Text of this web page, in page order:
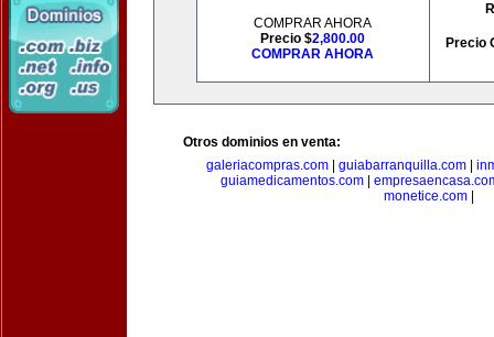
COMPRAR AHORA
Precio $2,800.00
COMPRAR AHORA
Precio
Otros dominios en venta:
galeriacompras.com
guiabarranquilla.com
guiamedicamentos.com|
monetice.com